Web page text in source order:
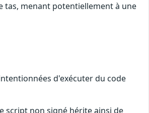
tas, menant potentiellement à une
d'exécuter du code
script non signé hérite ainsi de